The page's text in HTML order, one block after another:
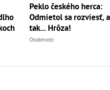
Peklo českého herca:
Odmietol sa rozviesť, a
tak... Hrôza!
Osobnosti